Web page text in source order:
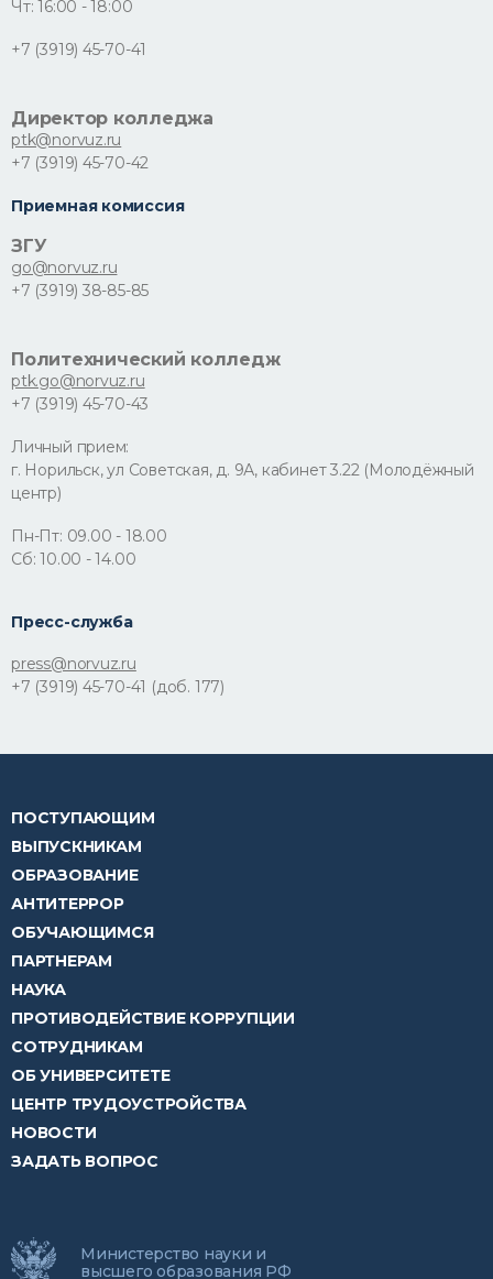
Чт: 16:00 - 18:00
+7 (3919) 45-70-41
Директор колледжа
ptk@norvuz.ru
+7 (3919) 45-70-42
Приемная комиссия
ЗГУ
go@norvuz.ru
+7 (3919) 38-85-85
Политехнический колледж
ptk.go@norvuz.ru
+7 (3919) 45-70-43
Личный прием:
г. Норильск, ул Советская, д. 9А, кабинет 3.22 (Молодёжный
центр)
Пн-Пт: 09.00 - 18.00
Сб: 10.00 - 14.00
Пресс-служба
press@norvuz.ru
+7 (3919) 45-70-41 (доб. 177)
ПОСТУПАЮЩИМ
ВЫПУСКНИКАМ
ОБРАЗОВАНИЕ
АНТИТЕРРОР
ОБУЧАЮЩИМСЯ
ПАРТНЕРАМ
НАУКА
ПРОТИВОДЕЙСТВИЕ КОРРУПЦИИ
СОТРУДНИКАМ
ОБ УНИВЕРСИТЕТЕ
ЦЕНТР ТРУДОУСТРОЙСТВА
НОВОСТИ
ЗАДАТЬ ВОПРОС
Министерство науки и
высшего образования РФ